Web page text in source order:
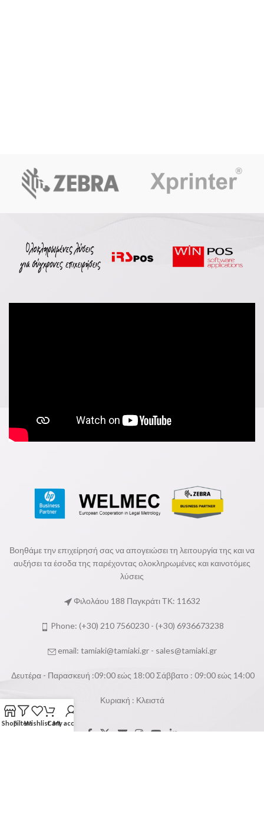
Βοηθάμε την επιχείρησή σας να απογειώσει τη λειτουργία της και να
αυξήσει τα έσοδα της παρέχοντας ολοκληρωμένες και καινοτόμες
λύσεις
Φιλολάου 188 Παγκράτι ΤΚ: 11632
Phone: (+30) 210 7560230 - (+30) 6936673238
email: tamiaki@tamiaki.gr- sales@tamiaki.gr
Δευτέρα - Παρασκευή :09:00 εώς 18:00 Σάββατο : 09:00 εώς 14:00
Κυριακή : Κλειστά
ShopFiltersWishlistCartMy account